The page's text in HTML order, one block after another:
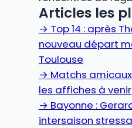
Articles les
→ Top 14 : après
nouveau départ
Toulouse
→ Matchs
les affiches à venir
→ Bayonne :
intersaison